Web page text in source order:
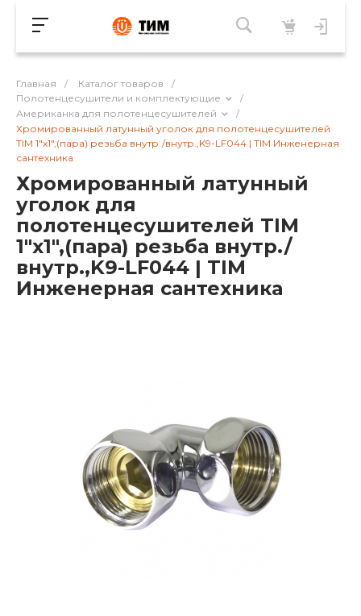
Главная / Каталог товаров
/
Полотенцесушители и комплектующие
/
Американка для полотенцесушителей
/
Хромированный латунный уголок для полотенцесушителей
TIM 1"x1",(пара) резьба внутр./внутр.,K9-LF044 | TIM Инженерная
сантехника
Хромированный латунный
уголок для
полотенцесушителей TIM
1"x1",(пара) резьба внутр./
внутр.,K9-LF044 | TIM
Инженерная сантехника